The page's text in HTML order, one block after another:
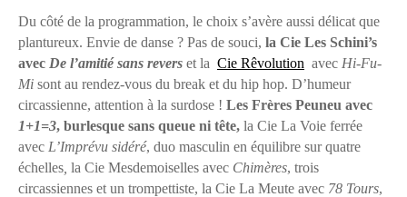
Du côté de la programmation, le choix s’avère aussi délicat que
plantureux. Envie de danse ? Pas de souci, la Cie Les Schini’s
avec De l’amitié sans revers et la Cie Rêvolution avec Hi-Fu-
Mi sont au rendez-vous du break et du hip hop. D’humeur
circassienne, attention à la surdose ! Les Frères Peuneu avec
1+1=3, burlesque sans queue ni tête, la Cie La Voie ferrée
avec L’Imprévu sidéré, duo masculin en équilibre sur quatre
échelles la Cie Mesdemoiselles avec Chimères, trois
circassiennes et un trompettiste, la Cie La Meute avec 78 Tours,